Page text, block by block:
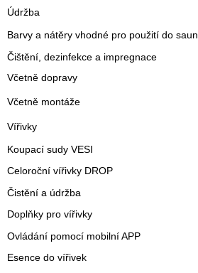
Údržba
Barvy a nátěry vhodné pro použití do saun
Čištění, dezinfekce a impregnace
Včetně dopravy
Včetně montáže
Vířivky
Koupací sudy VESI
Celoroční vířivky DROP
Čistění a údržba
Doplňky pro vířivky
Ovládání pomocí mobilní APP
Esence do vířivek